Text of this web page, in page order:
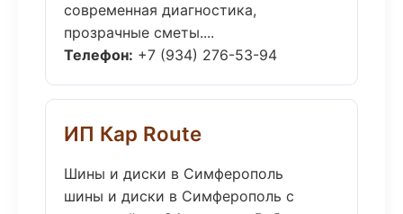
современная диагностика,
прозрачные сметы....
Телефон: +7 (934) 276-53-94
ИП Кар Route
Шины и диски в Симферополь
шины и диски в Симферополь с